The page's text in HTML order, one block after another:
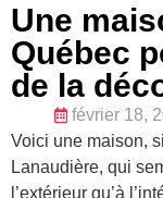
Une
Québec
de la
février 18,
Voici une maison,
Lanaudière, qui
l’extérieur qu’à